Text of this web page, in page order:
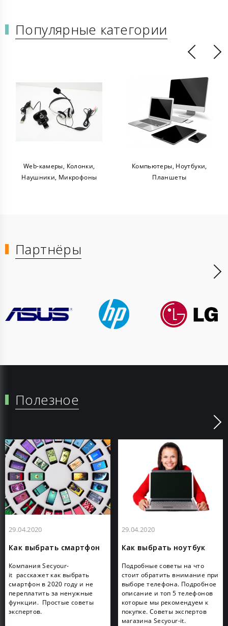
Популярные категории
Web-камеры, Колонки,
Наушники, Микрофоны
Компьютеры, Ноутбуки,
Планшеты
Партнёры
Полезное
29.04.2020
Как выбрать смартфон
Компания Secyour-
it расскажет как выбрать
смартфон в 2020 году и не
переплатить за ненужные
функции. Простые советы
экспертов.
29.04.2020
Как выбрать ноутбук
Подробные советы на что
стоит обратить внимание при
выборе телефона. Подробное
описание и топ 5 телефонов
которые мы рекомендуем к
покупке. Советы экспертов
магазина Secyour-it.